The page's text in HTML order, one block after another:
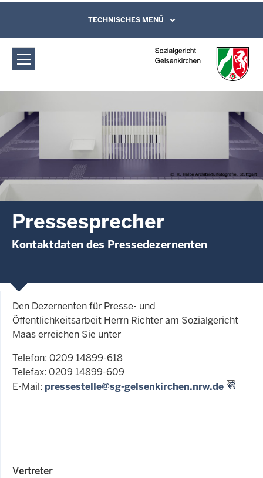
Sozialgericht Gelsenkirchen:
Pressesprecher
Direkt zum Inhalt
Leichte Sprache, Gebärdensprachenvideo
und Kontaktformular
TECHNISCHES MENÜ
Pressesprecher
Kontaktdaten des Pressedezernenten
Den Dezernenten für Presse- und
Öffentlichkeitsarbeit Herrn Richter am Sozialgericht
Maas erreichen Sie unter
Telefon: 0209 14899-618
Telefax: 0209 14899-609
E-Mail: pressestelle@sg-gelsenkirchen.nrw.de
Vertreter